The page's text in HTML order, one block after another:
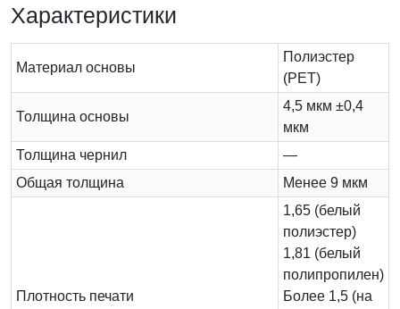
Характеристики
Материал основы
Полиэстер
(PET)
Толщина основы
4,5 мкм ±0,4
мкм
Толщина чернил
—
Общая толщина
Менее 9 мкм
Плотность печати
1,65 (белый
полиэстер)
1,81 (белый
полипропилен)
Более 1,5 (на